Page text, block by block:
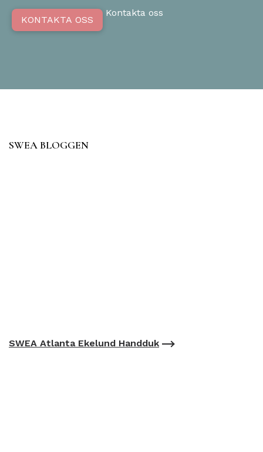
KONTAKTA OSS
Kontakta oss
SWEA BLOGGEN
SWEA Atlanta Ekelund Handduk